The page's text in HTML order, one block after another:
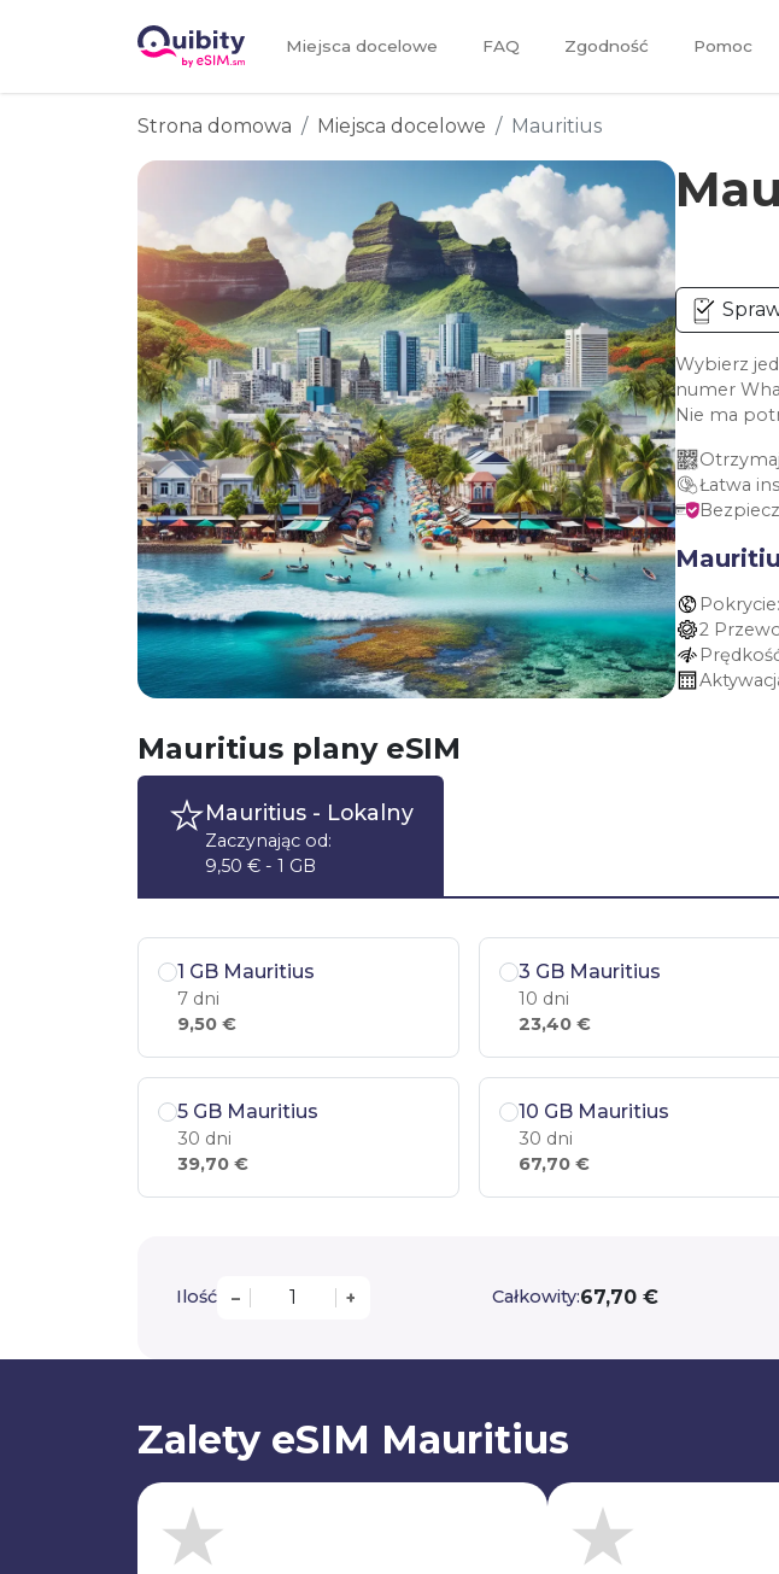
Miejsca docelowe FAQ Zgodność Pomoc
Strona domowa Miejsca docelowe Mauritius
Wybierz
numer
Nie ma
Łatwa
Pokrycie:
2
Mauritius plany eSIM
Mauritius- Lokalny
Zaczynając od:
9,50 € - 1 GB
1 GB Mauritius
7 dni
9,50 €
3 GB Mauritius
10 dni
23,40 €
5 GB Mauritius
30 dni
39,70 €
10 GB Mauritius
30 dni
67,70 €
Ilość – + Całkowity:67,70 €
Zalety eSIM Mauritius